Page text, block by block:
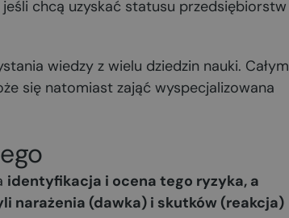
chcą uzyskać statusu przedsiębiorstw
wiedzy z wielu dziedzin nauki. Całym
się natomiast zająć wyspecjalizowana
identyfikacja i ocena tego ryzyka, a
narażenia (dawka) i skutków (reakcja)